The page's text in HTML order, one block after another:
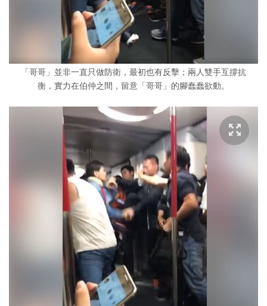
「哥哥」並非一直只做防衛，最初也有反擊；兩人雙手互撐抗
衡，實力在伯仲之間，留意「哥哥」的腳蠢蠢欲動。